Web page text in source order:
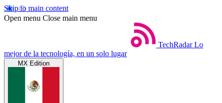
Skip to main content
Open menu Close main menu
TechRadar Lo
mejor de la tecnología, en un solo lugar
MX Edition